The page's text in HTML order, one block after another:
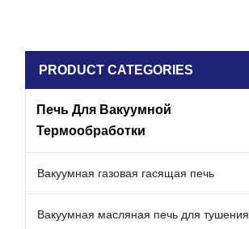
PRODUCT CATEGORIES
Печь Для Вакуумной
Термообработки
Вакуумная газовая гасящая печь
Вакуумная масляная печь для тушения